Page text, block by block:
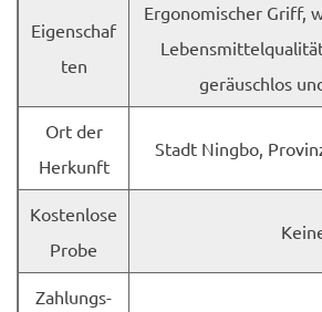
Eigenschaf
ten
Ergonomischer Griff,
geräuschlos
Ort der
Herkunft
Stadt Ningbo,
Kostenlose
Probe
Zahlungs-